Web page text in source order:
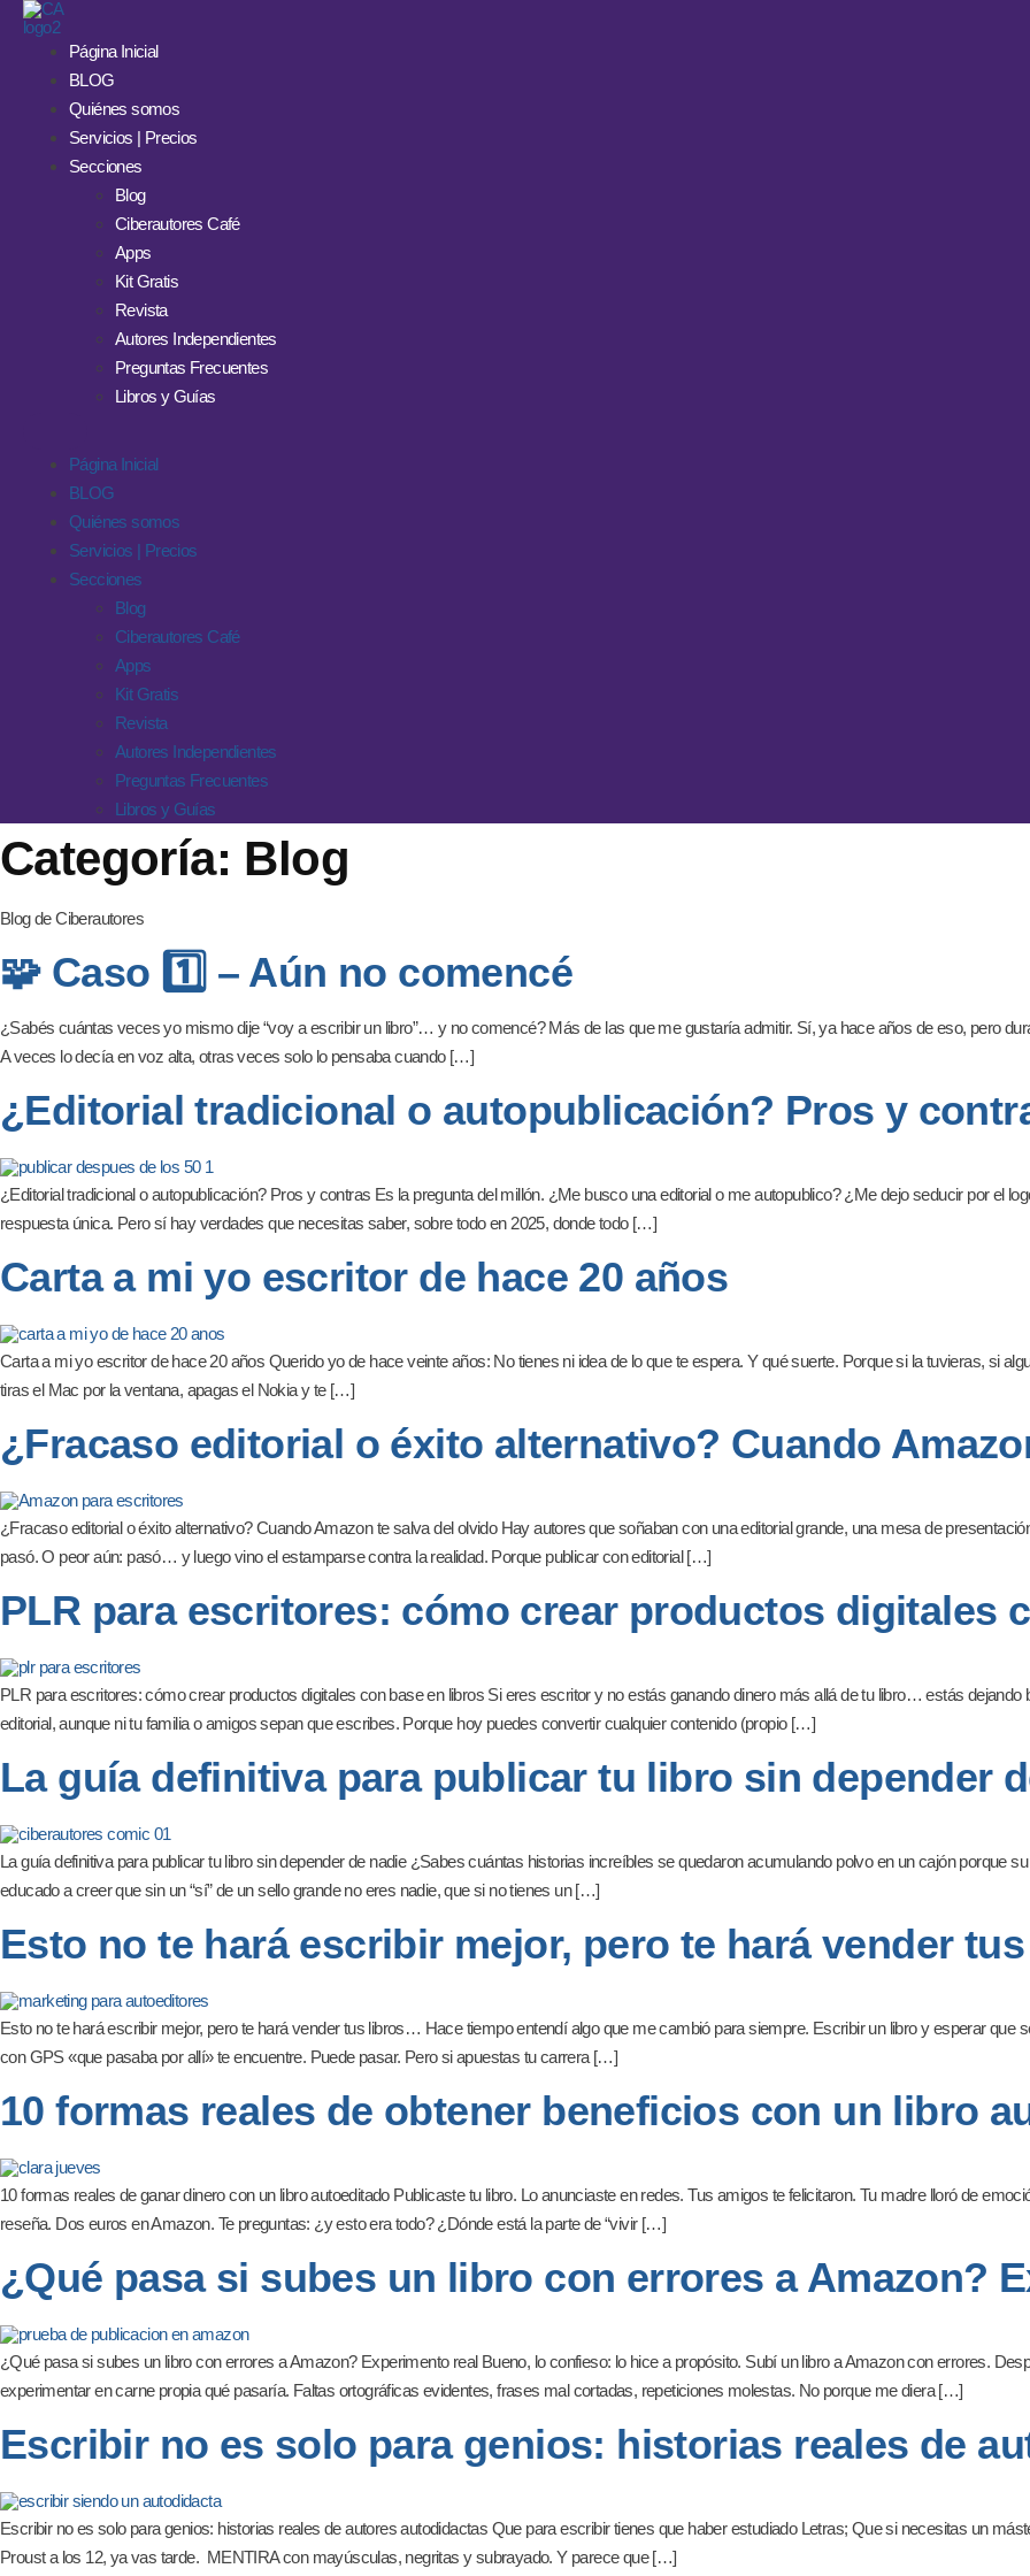
Página Inicial
BLOG
Quiénes somos
Servicios | Precios
Secciones
Blog
Ciberautores Café
Apps
Kit Gratis
Revista
Autores Independientes
Preguntas Frecuentes
Libros y Guías
Página Inicial
BLOG
Quiénes somos
Servicios | Precios
Secciones
Blog
Ciberautores Café
Apps
Kit Gratis
Revista
Autores Independientes
Preguntas Frecuentes
Libros y Guías
Categoría: Blog
Blog de Ciberautores
🧩 Caso 1️⃣ – Aún no comencé
¿Sabés cuántas veces yo mismo dije “voy a escribir un libro”… y no comencé? Más de las que me gustaría admitir. Sí, ya hace años de eso, pero
A veces lo decía en voz alta, otras veces solo lo pensaba cuando […]
¿Editorial tradicional o autopublicación? Pros y
¿Editorial tradicional o autopublicación? Pros y contras Es la pregunta del millón. ¿Me busco una editorial o me autopublico? ¿Me dejo seducir por el
respuesta única. Pero sí hay verdades que necesitas saber, sobre todo en 2025, donde todo […]
Carta a mi yo escritor de hace 20 años
Carta a mi yo escritor de hace 20 años Querido yo de hace veinte años: No tienes ni idea de lo que te espera. Y qué suerte. Porque si la tuvieras, si
tiras el Mac por la ventana, apagas el Nokia y te […]
¿Fracaso editorial o éxito alternativo? Cuando
¿Fracaso editorial o éxito alternativo? Cuando Amazon te salva del olvido Hay autores que soñaban con una editorial grande, una mesa de
pasó. O peor aún: pasó… y luego vino el estamparse contra la realidad. Porque publicar con editorial […]
PLR para escritores: cómo crear productos digitales
PLR para escritores: cómo crear productos digitales con base en libros Si eres escritor y no estás ganando dinero más allá de tu libro… estás
editorial, aunque ni tu familia o amigos sepan que escribes. Porque hoy puedes convertir cualquier contenido (propio […]
La guía definitiva para publicar tu libro sin depender
La guía definitiva para publicar tu libro sin depender de nadie ¿Sabes cuántas historias increíbles se quedaron acumulando polvo en un cajón porque
educado a creer que sin un “sí” de un sello grande no eres nadie, que si no tienes un […]
Esto no te hará escribir mejor, pero te hará vender
Esto no te hará escribir mejor, pero te hará vender tus libros… Hace tiempo entendí algo que me cambió para siempre. Escribir un libro y esperar que
con GPS «que pasaba por allí» te encuentre. Puede pasar. Pero si apuestas tu carrera […]
10 formas reales de obtener beneficios con un libro
10 formas reales de ganar dinero con un libro autoeditado Publicaste tu libro. Lo anunciaste en redes. Tus amigos te felicitaron. Tu madre lloró de
reseña. Dos euros en Amazon. Te preguntas: ¿y esto era todo? ¿Dónde está la parte de “vivir […]
¿Qué pasa si subes un libro con errores a Amazon?
¿Qué pasa si subes un libro con errores a Amazon? Experimento real Bueno, lo confieso: lo hice a propósito. Subí un libro a Amazon con errores.
experimentar en carne propia qué pasaría. Faltas ortográficas evidentes, frases mal cortadas, repeticiones molestas. No porque me diera […]
Escribir no es solo para genios: historias reales de
Escribir no es solo para genios: historias reales de autores autodidactas Que para escribir tienes que haber estudiado Letras; Que si necesitas un
Proust a los 12, ya vas tarde. MENTIRA con mayúsculas, negritas y subrayado. Y parece que […]